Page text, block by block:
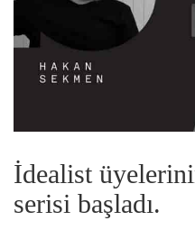
İdealist
serisi başladı.